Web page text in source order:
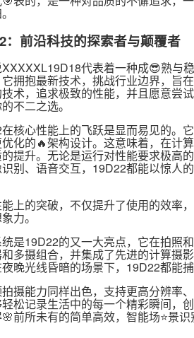
：前沿科技的探索者与颠覆者
代表着一种成😎熟与
拥抱最新技术，挑战行业边界，旨
术，追求极致的性能，并且愿意尝
不二之选。
核心性能上的飞跃是显而易见的。
化的🔥架构设计。这意味着，在计
提升。无论是运行对性能要求极高
别、语音交互，19D22都能以惊人
上的突破，不仅提升了使用的效率
力。
是19D22的又一大亮点，它在拍照
多摄组合，并集成了先进的计算摄
晚光线昏暗的场景下，19D22都能
摄能力同样出色，支持更高分辨率
松记录生活中的每一个精彩瞬间，
前所未有的简单高效，智能场⭐景